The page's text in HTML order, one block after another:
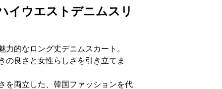
イウエストデニムスリ
的なロング丈デニムスカート。
の良さと女性らしさを引き立てま
を両立した、韓国ファッションを代